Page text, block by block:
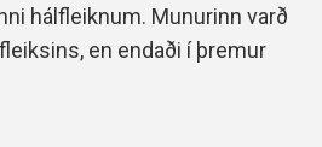
hálfleiknum. Munurinn varð
en endaði í þremur